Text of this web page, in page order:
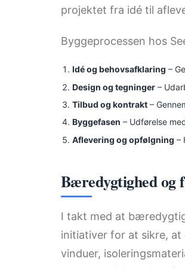
projektet fra idé til
Byggeprocessen hos
Idé og behovsafklaring –
Design og tegninger–
Tilbud og kontrakt–
Byggefasen – Udførelse
Aflevering og opfølgning –
Bæredygtighed og
I takt med at
initiativer for at sikre, at
vinduer,